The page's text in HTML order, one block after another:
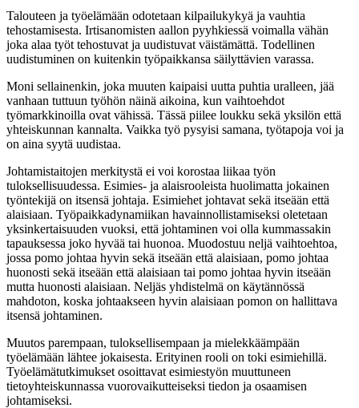
Talouteen ja työelämään odotetaan kilpailukykyä ja vauhtia
tehostamisesta. Irtisanomisten aallon pyyhkiessä voimalla vähän
joka alaa työt tehostuvat ja uudistuvat väistämättä. Todellinen
uudistuminen on kuitenkin työpaikkansa säilyttävien varassa.
Moni sellainenkin, joka muuten kaipaisi uutta puhtia uralleen, jää
vanhaan tuttuun työhön näinä aikoina, kun vaihtoehdot
työmarkkinoilla ovat vähissä. Tässä piilee loukku sekä yksilön että
yhteiskunnan kannalta. Vaikka työ pysyisi samana, työtapoja voi ja
on aina syytä uudistaa.
Johtamistaitojen merkitystä ei voi korostaa liikaa työn
tuloksellisuudessa. Esimies- ja alaisrooleista huolimatta jokainen
työntekijä on itsensä johtaja. Esimiehet johtavat sekä itseään että
alaisiaan. Työpaikkadynamiikan havainnollistamiseksi oletetaan
yksinkertaisuuden vuoksi, että johtaminen voi olla kummassakin
tapauksessa joko hyvää tai huonoa. Muodostuu neljä vaihtoehtoa,
jossa pomo johtaa hyvin sekä itseään että alaisiaan, pomo johtaa
huonosti sekä itseään että alaisiaan tai pomo johtaa hyvin itseään
mutta huonosti alaisiaan. Neljäs yhdistelmä on käytännössä
mahdoton, koska johtaakseen hyvin alaisiaan pomon on hallittava
itsensä johtaminen.
Muutos parempaan, tuloksellisempaan ja mielekkäämpään
työelämään lähtee jokaisesta. Erityinen rooli on toki esimiehillä.
Työelämätutkimukset osoittavat esimiestyön muuttuneen
tietoyhteiskunnassa vuorovaikutteiseksi tiedon ja osaamisen
johtamiseksi.